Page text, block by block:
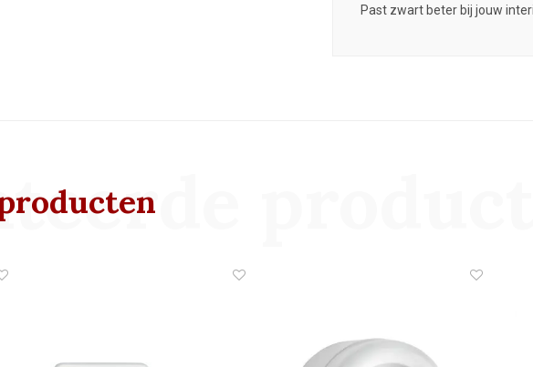
Past zwart beter bij jouw